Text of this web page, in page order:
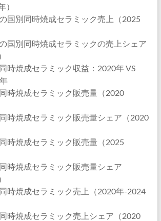
）
国別同時焼成セラミック売上（2025
国別同時焼成セラミックの売上シェア
時焼成セラミック収益：2020年 VS
時焼成セラミック販売量（2020
時焼成セラミック販売量シェア（2020
時焼成セラミック販売量（2025
時焼成セラミック販売量シェア
時焼成セラミック売上（2020年-2024
時焼成セラミック売上シェア（2020